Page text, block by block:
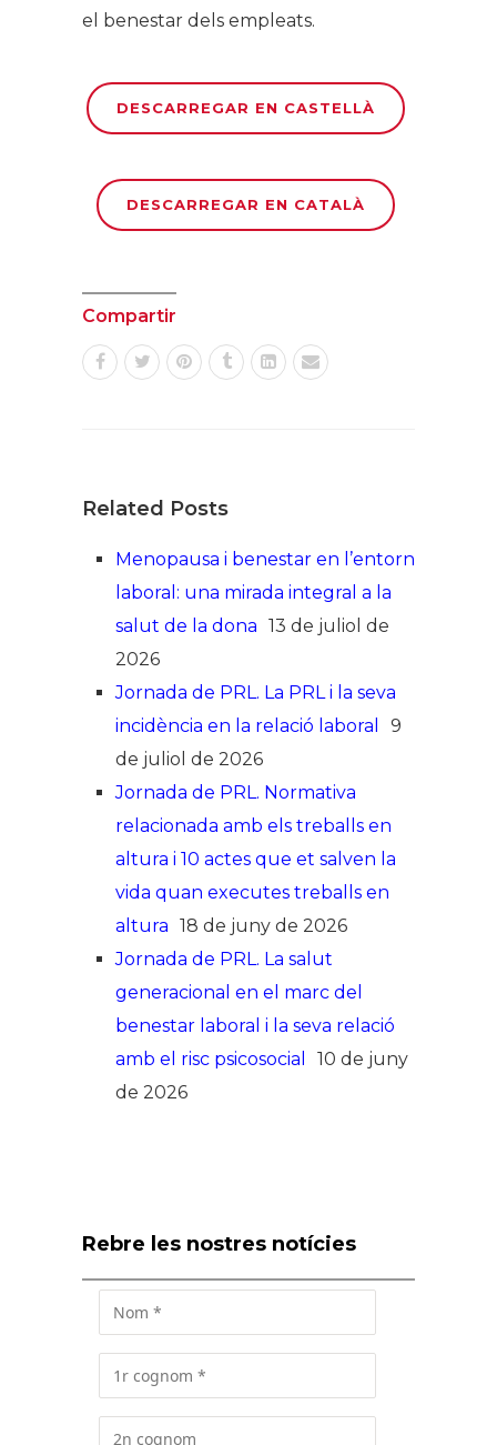
el benestar dels empleats.
DESCARREGAR EN CASTELLÀ
DESCARREGAR EN CATALÀ
Compartir
Related Posts
Menopausa i benestar en l’entorn
laboral: una mirada integral a la
salut de la dona 13 de juliol de
2026
Jornada de PRL. La PRL i la seva
incidència en la relació laboral
9
de juliol de 2026
Jornada de PRL. Normativa
relacionada amb els treballs en
altura i 10 actes que et salven la
vida quan executes treballs en
altura 18 de juny de 2026
Jornada de PRL. La salut
generacional en el marc del
benestar laboral i la seva relació
amb el risc psicosocial
10 de juny
de 2026
Rebre les nostres notícies